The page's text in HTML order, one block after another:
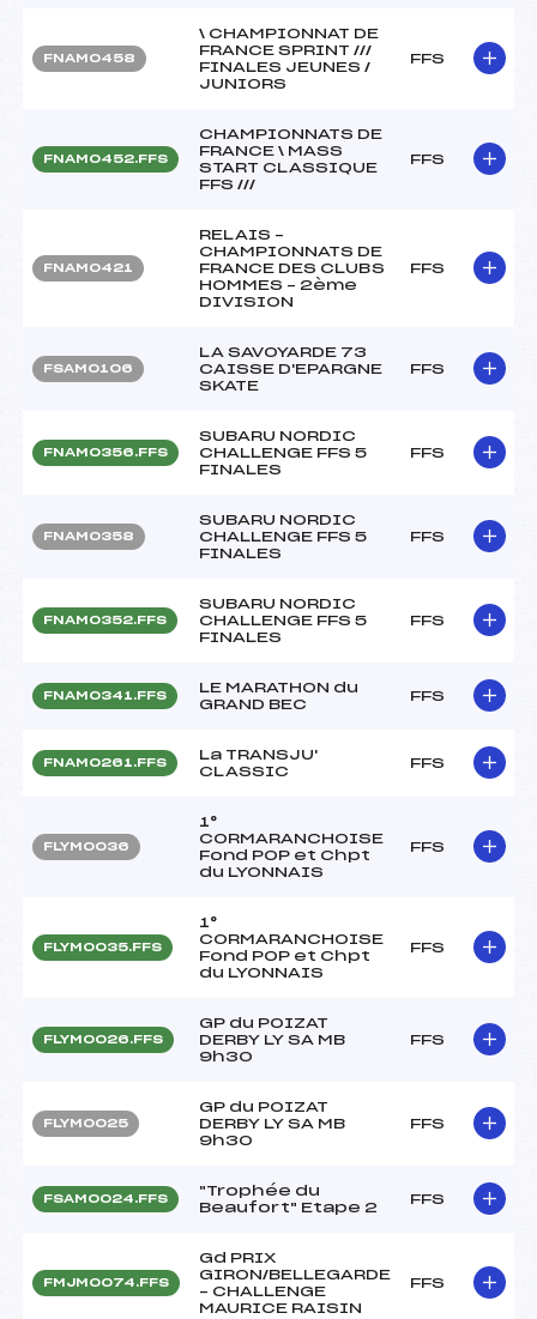
FNAM0458
\ CHAMPIONNAT DE
FRANCE SPRINT ///
FINALES JEUNES /
JUNIORS
FFS
FNAM0452.FFS
CHAMPIONNATS DE
FRANCE \ MASS
START CLASSIQUE
FFS ///
FFS
FNAM0421
RELAIS –
CHAMPIONNATS DE
FRANCE DES CLUBS
HOMMES – 2ème
DIVISION
FFS
FSAM0106
LA SAVOYARDE 73
CAISSE D'EPARGNE
SKATE
FFS
FNAM0356.FFS
SUBARU NORDIC
CHALLENGE FFS 5
FINALES
FFS
FNAM0358
SUBARU NORDIC
CHALLENGE FFS 5
FINALES
FFS
FNAM0352.FFS
SUBARU NORDIC
CHALLENGE FFS 5
FINALES
FFS
FNAM0341.FFS
LE MARATHON du
GRAND BEC
FFS
FNAM0261.FFS
La TRANSJU'
CLASSIC
FFS
FLYM0036
1°
CORMARANCHOISE
Fond POP et Chpt
du LYONNAIS
FFS
FLYM0035.FFS
1°
CORMARANCHOISE
Fond POP et Chpt
du LYONNAIS
FFS
FLYM0026.FFS
GP du POIZAT
DERBY LY SA MB
9h30
FFS
FLYM0025
GP du POIZAT
DERBY LY SA MB
9h30
FFS
FSAM0024.FFS
"Trophée du
Beaufort" Etape 2
FFS
FMJM0074.FFS
Gd PRIX
GIRON/BELLEGARDE
– CHALLENGE
MAURICE RAISIN
FFS